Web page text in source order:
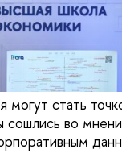
стать
сошлись во